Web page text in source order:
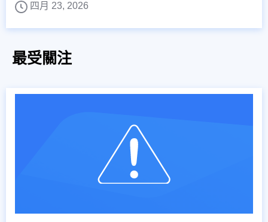
四月 23, 2026
最受關注